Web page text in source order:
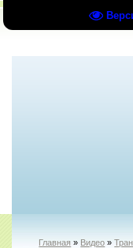
Главная » Видео »